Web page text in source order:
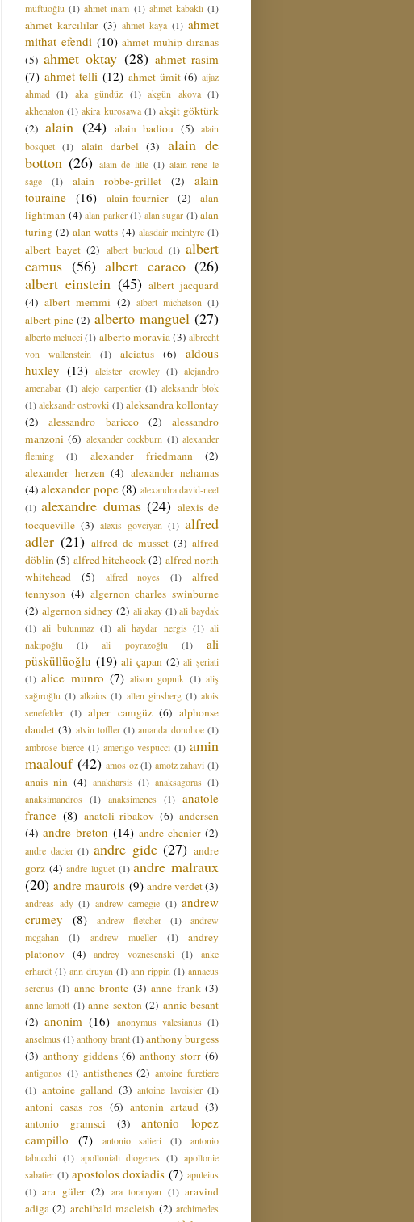
müftüoğlu (1) ahmet inam (1) ahmet kabaklı (1)
ahmet karcılılar (3) ahmet kaya (1) ahmet
mithat efendi (10) ahmet muhip dıranas
(5) ahmet oktay (28) ahmet rasim
(7) ahmet telli (12) ahmet ümit (6) aijaz
ahmad (1) aka gündüz (1) akgün akova (1)
akhenaton (1) akira kurosawa (1) akşit göktürk
(2) alain (24) alain badiou (5) alain
bosquet (1) alain darbel (3)
alain de
botton (26) alain de lille (1) alain rene le
sage
(1) alain robbe-grillet (2)
alain
touraine (16) alain-fournier (2)
alan
lightman (4) alan parker (1) alan sugar (1) alan
turing (2) alan watts (4) alasdair mcintyre (1)
albert bayet (2) albert burloud (1) albert
camus (56) albert caraco (26)
albert einstein (45) albert jacquard
(4) albert memmi (2) albert michelson (1)
albert pine (2) alberto manguel (27)
alberto melucci (1) alberto moravia (3) albrecht
von wallenstein
(1) alciatus (6)
aldous
huxley (13) aleister crowley (1) alejandro
amenabar (1) alejo carpentier (1) aleksandr blok
(1) aleksandr ostrovki (1) aleksandra kollontay
(2)
alessandro baricco (2)
alessandro
manzoni (6) alexander cockburn (1) alexander
fleming
(1) alexander friedmann
(2)
alexander herzen (4) alexander nehamas
(4) alexander pope (8) alexandra david-neel
(1) alexandre dumas (24) alexis de
tocqueville (3) alexis govciyan (1) alfred
adler (21) alfred de musset (3) alfred
döblin (5) alfred hitchcock(2) alfred north
whitehead
(5) alfred noyes (1)
alfred
tennyson (4) algernon charles swinburne
(2) algernon sidney (2) ali akay (1) ali baydak
(1) ali bulunmaz (1) ali haydar nergis (1) ali
nakıpoğlu
(1) ali poyrazoğlu (1)
ali
püsküllüoğlu (19) ali çapan (2) ali şeriati
(1) alice munro (7) alison gopnik (1) aliş
sağıroğlu (1) alkaios (1) allen ginsberg (1) alois
senefelder (1) alper canıgüz (6) alphonse
daudet (3) alvin toffler (1) amanda donohoe (1)
ambrose bierce (1) amerigo vespucci (1) amin
maalouf (42) amos oz (1) amotz zahavi (1)
anais nin (4) anakharsis (1) anaksagoras (1)
anaksimandros
(1) anaksimenes (1) anatole
france (8) anatoli ribakov (6) andersen
(4) andre breton (14) andre chenier (2)
andre dacier (1) andre gide (27) andre
gorz (4) andre luguet (1) andre malraux
(20) andre maurois (9) andre verdet(3)
andreas ady (1) andrew carnegie (1) andrew
crumey
(8) andrew fletcher (1)
andrew
mcgahan
(1) andrew mueller (1)
andrey
platonov (4) andrey voznesenski (1)
anke
erhardt (1) ann druyan (1) ann rippin (1) annaeus
serenus (1) anne bronte (3) anne frank (3)
anne lamott (1) anne sexton (2) annie besant
(2) anonim (16) anonymus valesianus (1)
anselmus (1) anthony brant (1) anthony burgess
(3) anthony giddens (6) anthony storr (6)
antigonos (1) antisthenes (2) antoine furetiere
(1) antoine galland (3) antoine lavoisier (1)
antoni casas ros (6) antonin artaud (3)
antonio gramsci
(3)
antonio lopez
campillo
(7) antonio salieri (1)
antonio
tabucchi (1) apollonialı diogenes (1) apollonie
sabatier (1) apostolos doxiadis (7) apuleius
(1) ara güler (2) ara toranyan (1) aravind
adiga (2) archibald macleish (2) archimedes